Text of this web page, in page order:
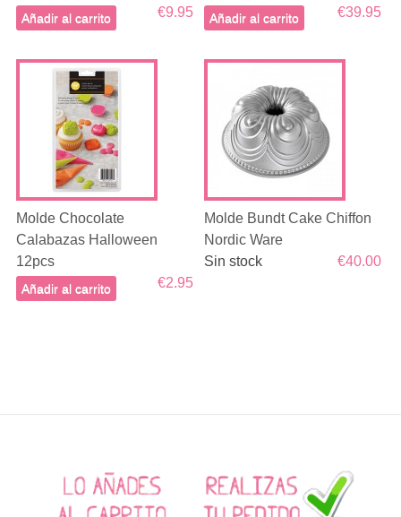
€9.95
Añadir al carrito
€39.95
Añadir al carrito
Molde Chocolate
Calabazas Halloween
12pcs
€2.95
Añadir al carrito
Molde Bundt Cake Chiffon
Nordic Ware
€40.00
Sin stock